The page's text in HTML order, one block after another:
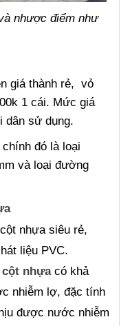
nhược điểm như
giá thành rẻ, vỏ
1 cái. Mức giá
dân sử dụng.
đó là loại
và loại đường
nhựa siêu rẻ,
liệu PVC.
cột nhựacó khả
nhiễm lợ, đặc tính
được nước nhiễm